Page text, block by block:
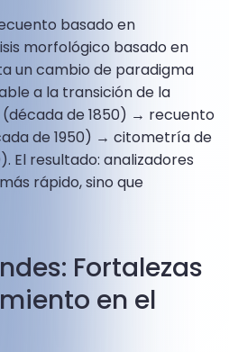
basado en
morfológico basado en
un cambio de paradigma
a la transición de la
de 1850) → recuento
de 1950) → citometría de
El resultado: analizadores
rápido, sino que
Fortalezas
en el